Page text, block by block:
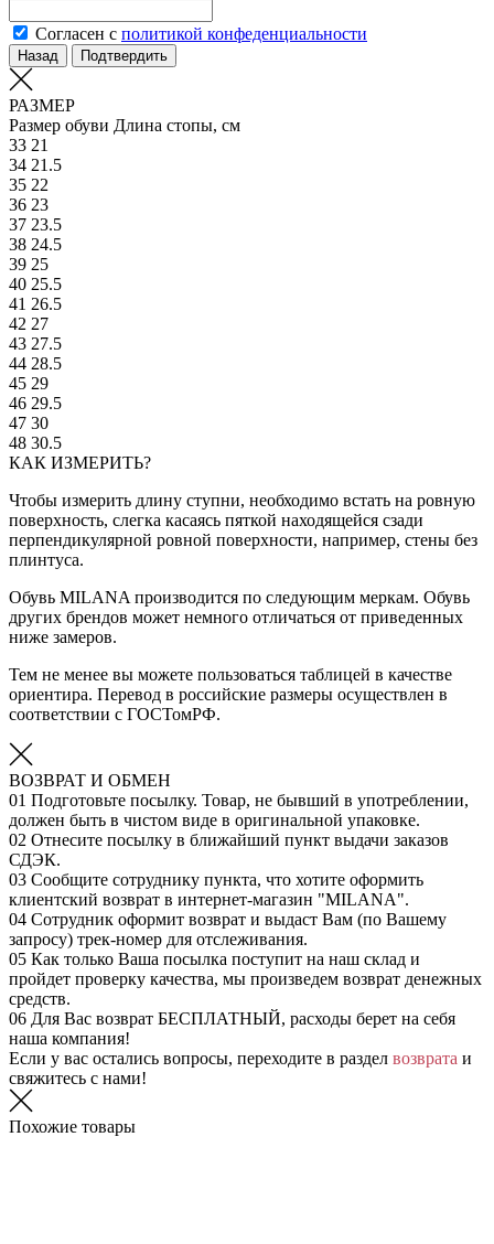
Согласен с политикой конфеденциальности
Назад Подтвердить
РАЗМЕР
Размер обуви Длина стопы, см
33 21
34 21.5
35 22
36 23
37 23.5
38 24.5
39 25
40 25.5
41 26.5
42 27
43 27.5
44 28.5
45 29
46 29.5
47 30
48 30.5
КАК ИЗМЕРИТЬ?
Чтобы измерить длину ступни, необходимо встать на ровную
поверхность, слегка касаясь пяткой находящейся сзади
перпендикулярной ровной поверхности, например, стены без
плинтуса.
Обувь MILANA производится по следующим меркам. Обувь
других брендов может немного отличаться от приведенных
ниже замеров.
Тем не менее вы можете пользоваться таблицей в качестве
ориентира. Перевод в российские размеры осуществлен в
соответствии с ГОСТомРФ.
ВОЗВРАТ И ОБМЕН
01 Подготовьте посылку. Товар, не бывший в употреблении,
должен быть в чистом виде в оригинальной упаковке.
02 Отнесите посылку в ближайший пункт выдачи заказов
СДЭК.
03 Сообщите сотруднику пункта, что хотите оформить
клиентский возврат в интернет-магазин "MILANA".
04 Сотрудник оформит возврат и выдаст Вам (по Вашему
запросу) трек-номер для отслеживания.
05 Как только Ваша посылка поступит на наш склад и
пройдет проверку качества, мы произведем возврат денежных
средств.
06 Для Вас возврат БЕСПЛАТНЫЙ, расходы берет на себя
наша компания!
Если у вас остались вопросы, переходите в раздел возврата и
свяжитесь с нами!
Похожие товары